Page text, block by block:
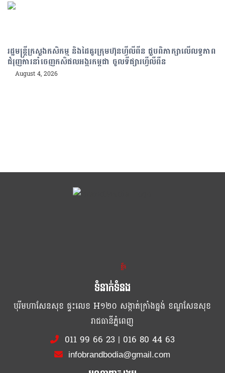
រដ្ឋមន្រ្តីក្រសួងកសិកម្ម និងដៃគូរក្រុមហ៊ុនហ្វីលីពីន ជួបពិភាក្សាលើលទ្ធភាព
ជំរុញការនាំចេញកសិផលអង្ករកម្ពុជា ចូលទីផ្សារហ្វីលីពីន
August 4, 2026
ខ្លឹម ខ្លី រហ័ស
ទំនាក់ទំនង
បុរីមហាសែនសុខ ផ្ទះលេខ H១២០ សង្កាត់ក្រាំងធ្នង់ ខណ្ឌសែនសុខ
រាជធានីភ្នំពេញ
011 99 66 23| 016 80 44 63
infobrandbodia@gmail.com